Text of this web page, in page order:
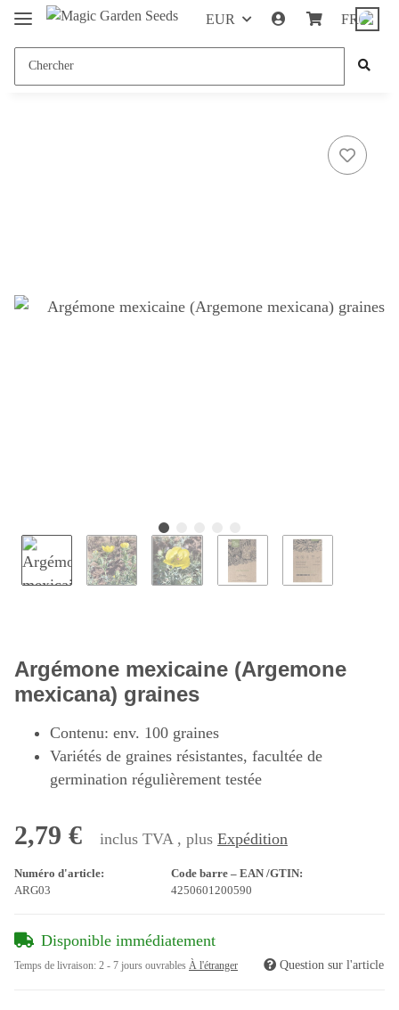
EUR FR
Argémone mexicaine (Argemone
mexicana) graines
Contenu: env. 100 graines
Variétés de graines résistantes, facultée de
germination régulièrement testée
2,79 € inclus TVA , plus Expédition
Numéro d'article:
ARG03
Code barre – EAN /GTIN:
4250601200590
Disponible immédiatement
Temps de livraison: 2 - 7 jours ouvrables À l'étranger Question sur l'article